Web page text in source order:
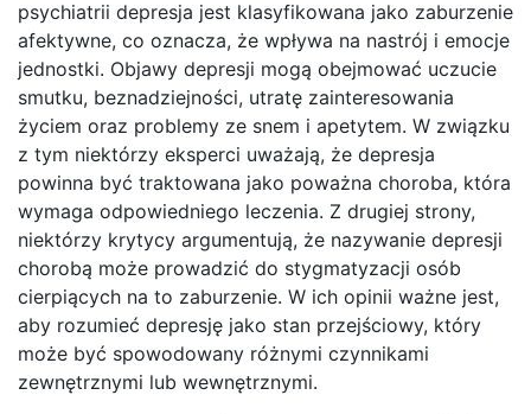
psychiatrii depresja jest klasyfikowana jako zaburzenie
afektywne, co oznacza, że wpływa na nastrój i emocje
jednostki. Objawy depresji mogą obejmować uczucie
smutku, beznadziejności, utratę zainteresowania
życiem oraz problemy ze snem i apetytem. W związku
z tym niektórzy eksperci uważają, że depresja
powinna być traktowana jako poważna choroba, która
wymaga odpowiedniego leczenia. Z drugiej strony,
niektórzy krytycy argumentują, że nazywanie depresji
chorobą może prowadzić do stygmatyzacji osób
cierpiących na to zaburzenie. W ich opinii ważne jest,
aby rozumieć depresję jako stan przejściowy, który
może być spowodowany różnymi czynnikami
zewnętrznymi lub wewnętrznymi.